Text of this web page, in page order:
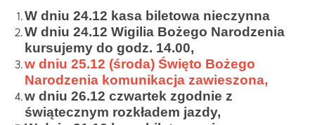
W dniu 24.12 kasa biletowa nieczynna
W dniu 24.12 Wigilia Bożego Narodzenia
kursujemy do godz. 14.00,
w dniu 25.12 (środa) Święto Bożego
Narodzenia komunikacja zawieszona,
w dniu 26.12 czwartek zgodnie z
świątecznym rozkładem jazdy,